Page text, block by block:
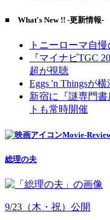
■ What's New !! -更新情報-
トニーローマ自
『マイナビTGC
超が視聴
Eggs 'n Thingsが
新宿に『謎専門
トも常時開催
Movie-
総理の夫
9/23（木・祝）公開